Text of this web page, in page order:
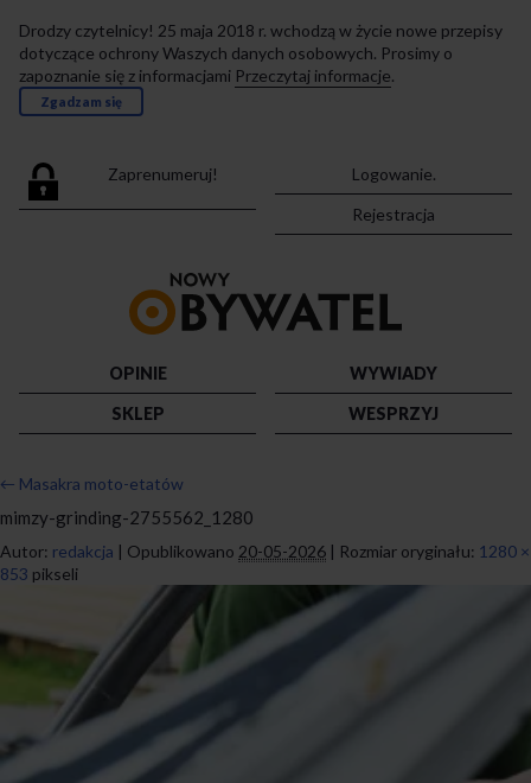
Drodzy czytelnicy! 25 maja 2018 r. wchodzą w życie nowe przepisy
dotyczące ochrony Waszych danych osobowych. Prosimy o
zapoznanie się z informacjami Przeczytaj informacje.
Zgadzam się
Zaprenumeruj!
Logowanie.
Rejestracja
strony
OPINIE
WYWIADY
SKLEP
WESPRZYJ
← Masakra moto-etatów
mimzy-grinding-2755562_1280
Autor: redakcja | Opublikowano 20-05-2026 | Rozmiar oryginału: 1280 ×
853 pikseli